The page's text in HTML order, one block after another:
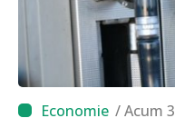
/ Acum